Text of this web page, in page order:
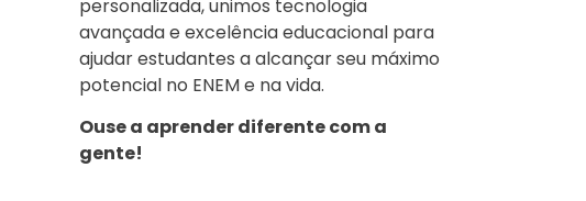
personalizada, unimos tecnologia
avançada e excelência educacional para
ajudar estudantes a alcançar seu máximo
potencial no ENEM e na vida.
Ouse a aprender diferente com a
gente!